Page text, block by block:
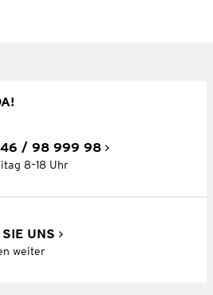
/ 98 999 98
8–18 Uhr
UNS
weiter